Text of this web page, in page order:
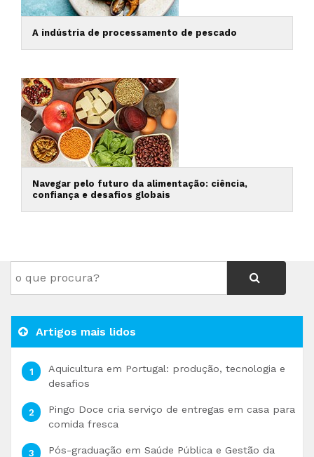
A indústria de processamento de pescado
Navegar pelo futuro da alimentação: ciência,
confiança e desafios globais
Artigos mais lidos
Aquicultura em Portugal: produção, tecnologia e
desafios
Pingo Doce cria serviço de entregas em casa para
comida fresca
Pós-graduação em Saúde Pública e Gestão da